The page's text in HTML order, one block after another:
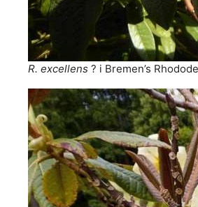
R. excellens ? i Bremen’s